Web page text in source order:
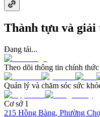
Thành tựu và giải
Đang tải...
Theo dõi thông tin chính thức
Quản lý và chăm sóc sức
Cơ sở 1
215 Hồng Bàng, Phường